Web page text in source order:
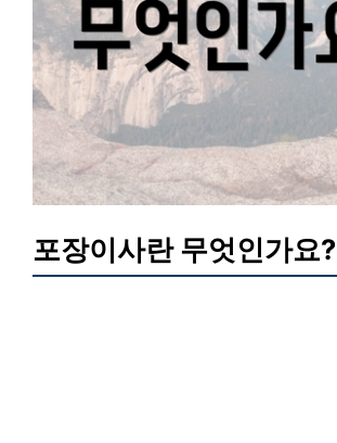
포장이사란 무엇인가요?